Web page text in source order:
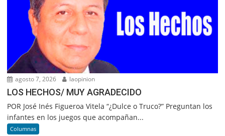
agosto 7, 2026 laopinion
LOS HECHOS/ MUY AGRADECIDO
POR José Inés Figueroa Vitela “¿Dulce o Truco?” Preguntan los
infantes en los juegos que acompañan...
Columnas